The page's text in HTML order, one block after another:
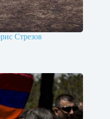
Стрезов